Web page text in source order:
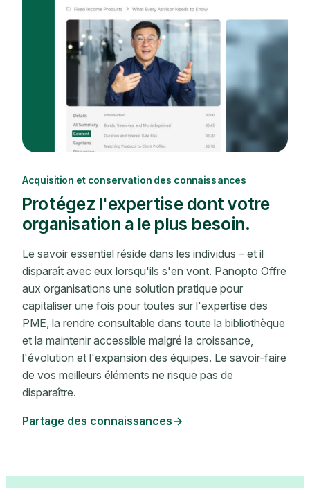
Acquisition et conservation des connaissances
Protégez l'expertise dont votre
organisation a le plus besoin.
Le savoir essentiel réside dans les individus – et il
disparaît avec eux lorsqu'ils s'en vont. Panopto Offre
aux organisations une solution pratique pour
capitaliser une fois pour toutes sur l'expertise des
PME, la rendre consultable dans toute la bibliothèque
et la maintenir accessible malgré la croissance,
l'évolution et l'expansion des équipes. Le savoir-faire
de vos meilleurs éléments ne risque pas de
disparaître.
Partage des connaissances